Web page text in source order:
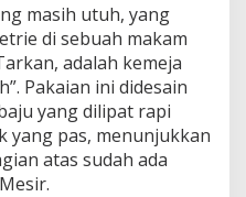
masih utuh, yang
di sebuah makam
adalah kemeja
Pakaian ini didesain
yang dilipat rapi
yang pas, menunjukkan
atas sudah ada